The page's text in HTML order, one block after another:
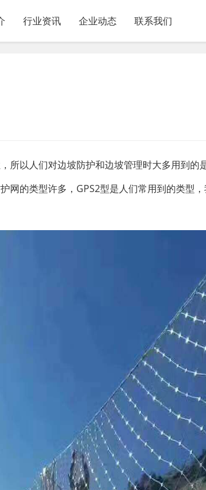
行业资讯 企业动态 联系我们
所以人们对边坡防护和边坡管理时大多用到的
网的类型许多，GPS2型是人们常用到的类型